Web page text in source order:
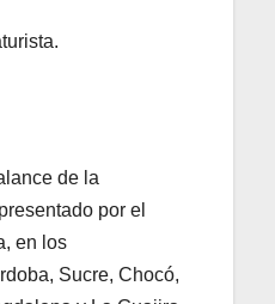
de la
por el
en los
Sucre, Chocó,